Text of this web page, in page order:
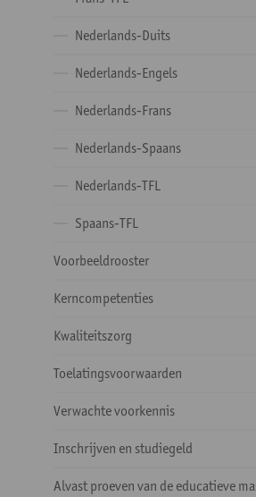
Nederlands-Duits
Nederlands-Engels
Nederlands-Frans
Nederlands-Spaans
Nederlands-TFL
Spaans-TFL
Voorbeeldrooster
Kerncompetenties
Kwaliteitszorg
Toelatingsvoorwaarden
Verwachte voorkennis
Inschrijven en studiegeld
Alvast proeven van de educatieve